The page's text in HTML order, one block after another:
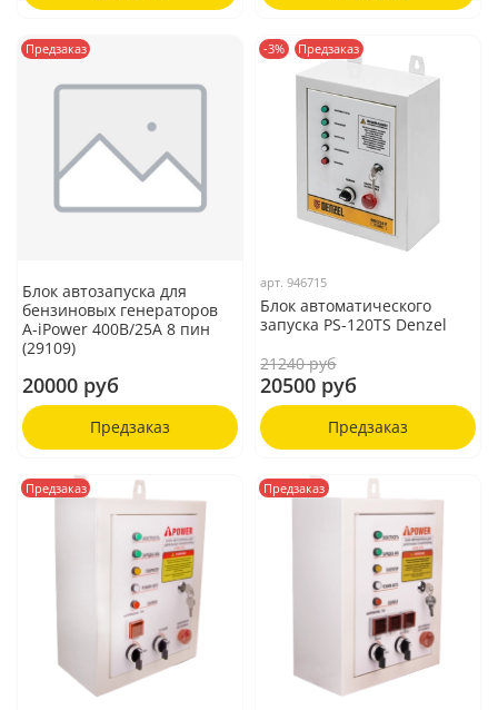
Предзаказ
Блок автозапуска для
бензиновых генераторов
A-iPower 400В/25А 8 пин
(29109)
20000 руб
Предзаказ
-3% Предзаказ
арт.946715
Блок автоматического
запуска PS-120TS Denzel
21240 руб
20500 руб
Предзаказ
Предзаказ Предзаказ